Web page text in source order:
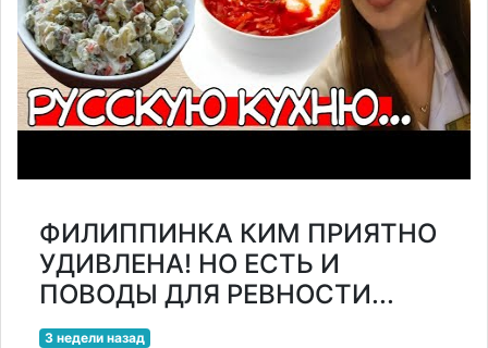
ФИЛИППИНКА КИМ ПРИЯТНО
УДИВЛЕНА! НО ЕСТЬ И
ПОВОДЫ ДЛЯ РЕВНОСТИ...
3 недели назад